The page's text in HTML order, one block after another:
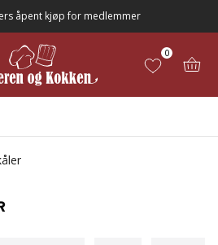
åpent kjøp for medlemmer
0